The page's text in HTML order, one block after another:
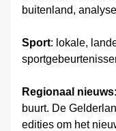
buitenland,
Sport: lokale,
Regionaal nieuws
buurt. De
edities om het